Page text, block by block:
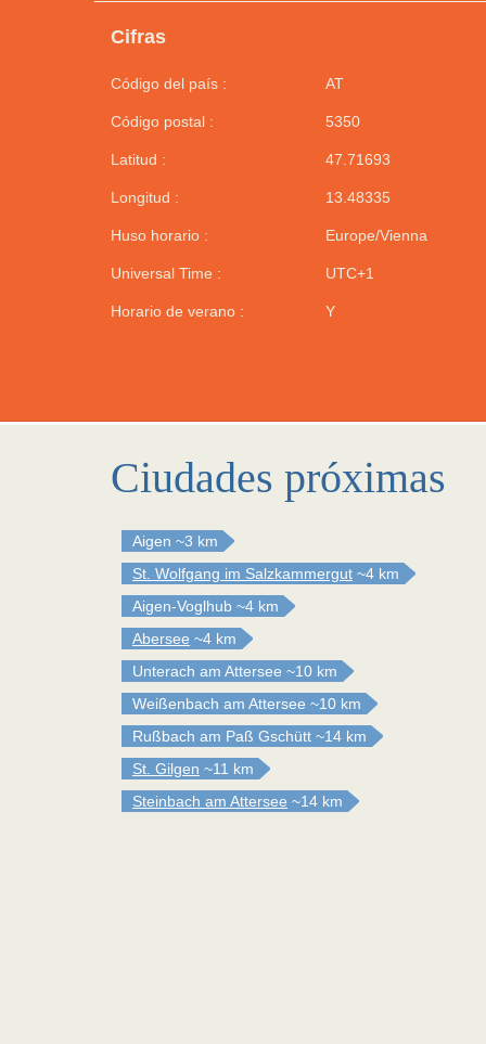
Cifras
Código del país : AT
Código postal : 5350
Latitud : 47.71693
Longitud : 13.48335
Huso horario : Europe/Vienna
Universal Time : UTC+1
Horario de verano : Y
Ciudades próximas
Aigen ~3 km
St. Wolfgang im Salzkammergut ~4 km
Aigen-Voglhub ~4 km
Abersee ~4 km
Unterach am Attersee ~10 km
Weißenbach am Attersee ~10 km
Rußbach am Paß Gschütt ~14 km
St. Gilgen ~11 km
Steinbach am Attersee ~14 km